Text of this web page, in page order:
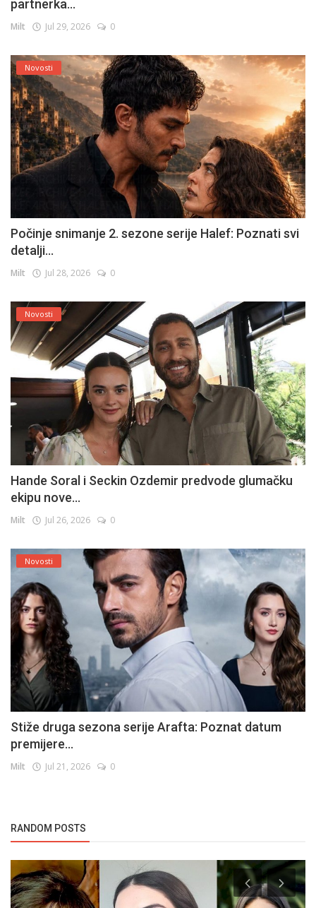
partnerka...
Milt Jul 29, 2026 0
Novosti
Počinje snimanje 2. sezone serije Halef: Poznati svi
detalji...
Milt Jul 28, 2026 0
Novosti
Hande Soral i Seckin Ozdemir predvode glumačku
ekipu nove...
Milt Jul 26, 2026 0
Novosti
Stiže druga sezona serije Arafta: Poznat datum
premijere...
Milt Jul 21, 2026 0
RANDOM POSTS